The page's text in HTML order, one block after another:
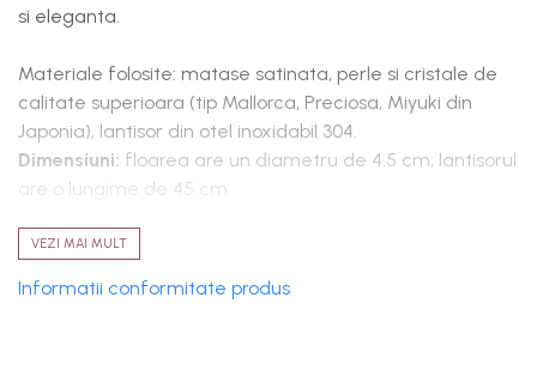
si eleganta.
Materiale folosite: matase satinata, perle si cristale de
calitate superioara (tip Mallorca, Preciosa, Miyuki din
Japonia), lantisor din otel inoxidabil 304.
Dimensiuni: floarea are un diametru de 4.5 cm; lantisorul
are o lungime de 45 cm.
Intretinere si curatare:
sau produse cosmetice. Pastrati accesoriul in cutie,
separat de alte obiecte, pentru a preveni uzura.
VEZI MAI MULT
Informatii conformitate produs